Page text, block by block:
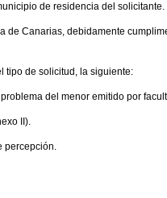
de residencia del solicitante.
de Canarias, debidamente
tipo de solicitud, la siguiente:
del menor emitido por
II).
percepción.